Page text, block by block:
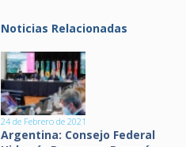
Noticias Relacionadas
24 de Febrero de 2021
Argentina: Consejo Federal